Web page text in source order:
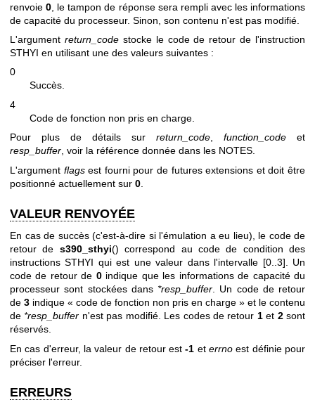
renvoie0 , le tampon de réponse sera rempli avec les informations
de capacité du processeur. Sinon, son contenu n'est pas modifié.
L'argument return_codestocke le code de retour de l'instruction
STHYI en utilisant une des valeurs suivantes :
0
Succès.
4
Code de fonction non pris en charge.
Pour plus de détails sur return_code, function_code et
resp_buffer, voir la référence donnée dans les NOTES.
L'argument flagsest fourni pour de futures extensions et doit être
positionné actuellement sur 0
VALEUR RENVOYÉE
En cas de succès (c'est-à-dire si l'émulation a eu lieu), le code de
retour de s390_sthyi() correspond au code de condition des
instructions STHYI qui est une valeur dans l'intervalle [0..3]. Un
code de retour de 0indique que les informations de capacité du
processeur sont stockées dans *resp_buffer . Un code de retour
de 3 indique « code de fonction non pris en charge » et le contenu
de *resp_buffer n'est pas modifié. Les codes de retour 1et 2sont
réservés.
En cas d'erreur, la valeur de retour est-1 eterrno est définie pour
préciser l'erreur.
ERREURS